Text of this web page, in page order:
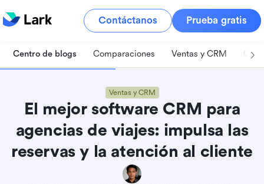
Contáctanos Prueba gratis
Centro de blogs Comparaciones Ventas y CRM
Ventas y CRM
El mejor software CRM para
agencias de viajes: impulsa las
reservas y la atención al cliente